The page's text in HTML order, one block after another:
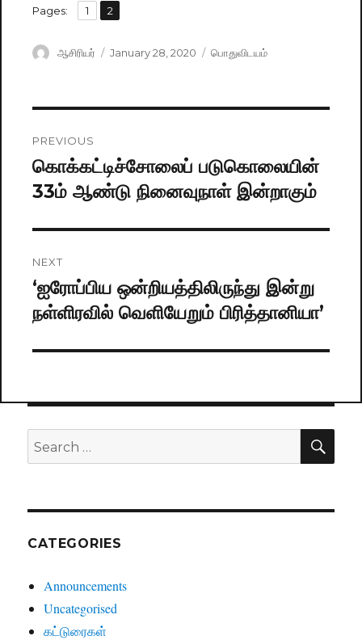
Pages: Page
1 ,
Page
2
Author
ஆசிரியர்
Posted
January 28, 2020 Categories
பொதுவிடயம்
navigation
PREVIOUS
Previous
post:
கொக்கட்டிச்சோலைப் படுகொலையின்
33ம் ஆண்டு நினைவுநாள் இன்றாகும்
NEXT
Next
post:
‘ஐரோப்பிய ஒன்றியத்திலிருந்து இன்று
நள்ளிரவில் வெளியேறும் பிரித்தானியா’
Search
for:
CATEGORIES
Announcements
Uncategorised
கட்டுரைகள்